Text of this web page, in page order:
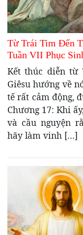
Từ Trái Tim Đến
Tuần VII Phục
Kết thúc diễn từ
Giêsu hướng về
tế rất cảm động,
Chương 17: Khi
và cầu nguyện
hãy làm vinh […]